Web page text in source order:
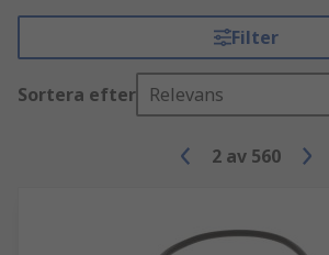
Filter
Sortera efter Relevans
2 av 560